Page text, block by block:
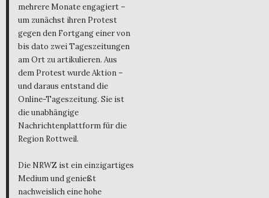
mehrere Monate engagiert –
um zunächst ihren Protest
gegen den Fortgang einer von
bis dato zwei Tageszeitungen
am Ort zu artikulieren. Aus
dem Protest wurde Aktion –
und daraus entstand die
Online-Tageszeitung. Sie ist
die unabhängige
Nachrichtenplattform für die
Region Rottweil.
Die NRWZ ist ein einzigartiges
Medium und genießt
nachweislich eine hohe